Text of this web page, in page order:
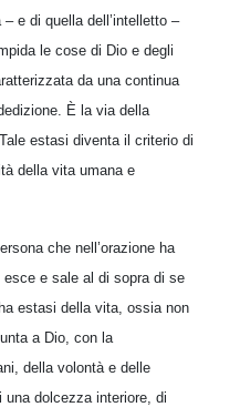
e di quella dell’intelletto –
le cose di Dio e degli
da una continua
È la via della
estasi diventa il criterio di
della vita umana e
che nell’orazione ha
e sale al di sopra di se
estasi della vita, ossia non
a Dio, con la
della volontà e delle
dolcezza interiore, di